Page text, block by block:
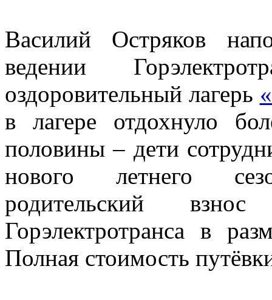
Василий Остряков
ведении
оздоровительный лагерь
в лагере отдохнуло
половины – дети
нового летнего
родительский
Горэлектротранса в
Полная стоимость